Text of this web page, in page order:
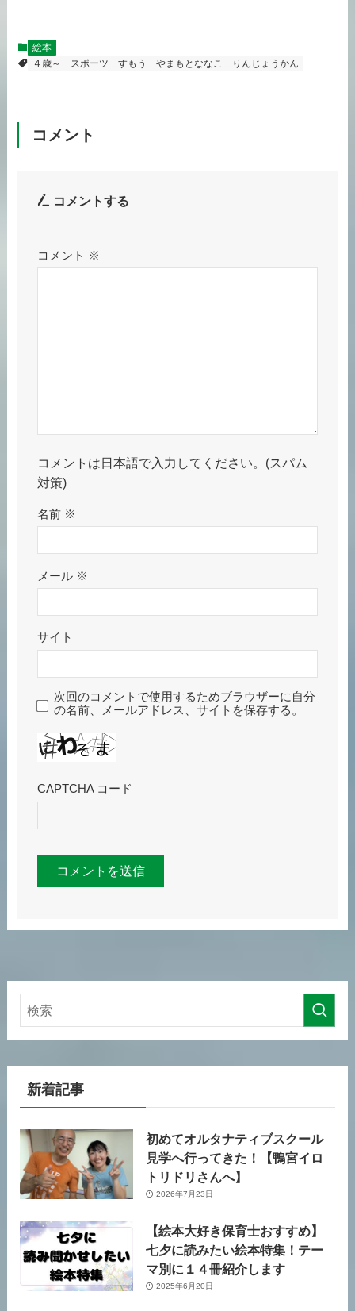
絵本
４歳～
スポーツ すもう やまもとななこ りんじょうかん
コメント
コメントする
コメント ※
コメントは日本語で入力してください。(スパム
対策)
名前 ※
メール ※
サイト
次回のコメントで使用するためブラウザーに自分
の名前、メールアドレス、サイトを保存する。
CAPTCHA コード
新着記事
初めてオルタナティブスクール
見学へ行ってきた！【鴨宮イロ
トリドリさんへ】
2026年7月23日
【絵本大好き保育士おすすめ】
七夕に読みたい絵本特集！テー
マ別に１４冊紹介します
2025年6月20日